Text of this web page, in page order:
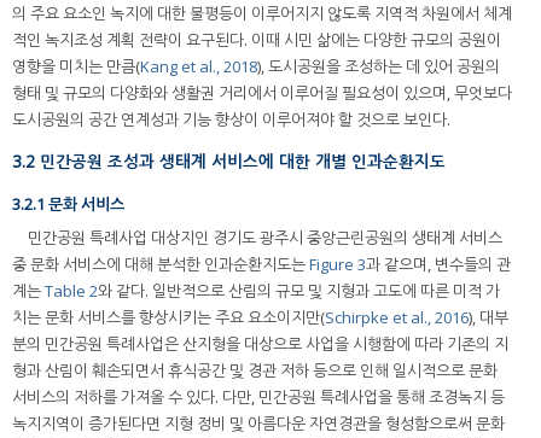
의 주요 요소인 녹지에 대한 불평등이 이루어지지 않도록 지역적 차원에서 체계
적인 녹지조성 계획 전략이 요구된다. 이때 시민 삶에는 다양한 규모의 공원이
영향을 미치는 만큼(Kang et al., 2018), 도시공원을 조성하는 데 있어 공원의
형태 및 규모의 다양화와 생활권 거리에서 이루어질 필요성이 있으며, 무엇보다
도시공원의 공간 연계성과 기능 향상이 이루어져야 할 것으로 보인다.
3.2 민간공원 조성과 생태계 서비스에 대한 개별 인과순환지도
3.2.1 문화 서비스
민간공원 특례사업 대상지인 경기도 광주시 중앙근린공원의 생태계 서비스
중 문화 서비스에 대해 분석한 인과순환지도는Figure 3과 같으며, 변수들의 관
계는Table 2와 같다. 일반적으로 산림의 규모 및 지형과 고도에 따른 미적 가
치는 문화 서비스를 향상시키는 주요 요소이지만(Schirpke et al., 2016), 대부
분의 민간공원 특례사업은 산지형을 대상으로 사업을 시행함에 따라 기존의 지
형과 산림이 훼손되면서 휴식공간 및 경관 저하 등으로 인해 일시적으로 문화
서비스의 저하를 가져올 수 있다. 다만, 민간공원 특례사업을 통해 조경녹지 등
녹지지역이 증가된다면 지형 정비 및 아름다운 자연경관을 형성함으로써 문화